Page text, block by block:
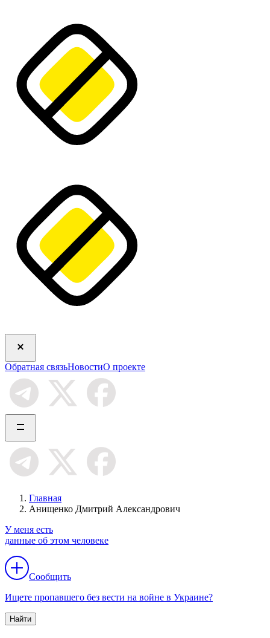
Обратная связьНовостиО проекте
Главная
Анищенко Дмитрий Александрович
У меня есть
данные об этом человеке
Сообщить
Ищете пропавшего без вести на войне в Украине?
Найти